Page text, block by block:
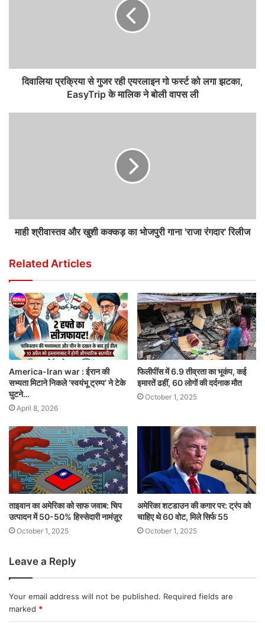
दिवालिया प्रक्रिया से गुजर रही एयरलाइन गो फर्स्ट को लगा झटका,
EasyTrip के मालिक ने बोली वापस ली
माही श्रीवास्तव और खुशी कक्कड़ का भोजपुरी गाना 'राजा रंगदार' रिलीज
Related Articles
America-Iran war : ईरान की
सभ्यता मिटाने निकले ‘स्वयंभू ट्रम्प’ ने टेके
घुटने…
April 8, 2026
फिलीपींस में 6.9 तीव्रता का भूकंप, कई
इमारतें ढहीं, 60 लोगों की दर्दनाक मौत
October 1, 2025
ताइवान का अमेरिका को साफ जवाब: चिप
उत्पादन में 50-50% हिस्सेदारी नामंज़ूर
October 1, 2025
अमेरिका शटडाउन की कगार पर: ट्रंप को
चाहिए थे 60 वोट, मिले सिर्फ 55
October 1, 2025
Leave a Reply
Your email address will not be published. Required fields are
marked *